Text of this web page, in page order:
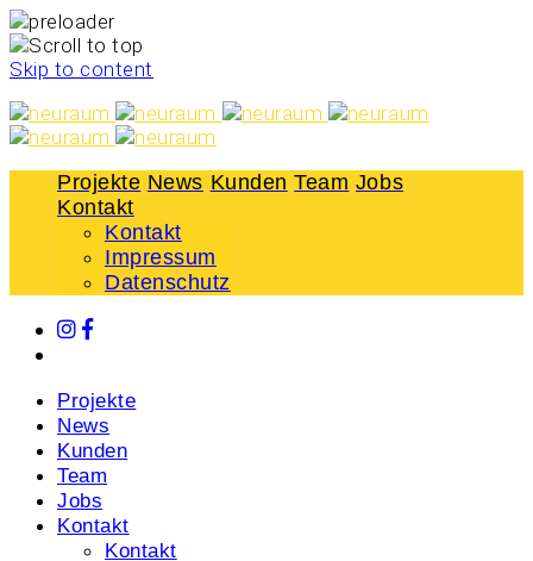
Skip to content
Projekte News Kunden Team Jobs
Kontakt
Kontakt
Impressum
Datenschutz
Projekte
News
Kunden
Team
Jobs
Kontakt
Kontakt